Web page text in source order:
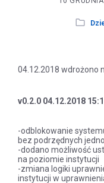
04.12.2018 wdrożono
v0.2.0 04.12.2018
-odblokowanie
bez podrzędnych
-dodano możliwość
na poziomie instytucji
-zmiana logiki
instytucji w